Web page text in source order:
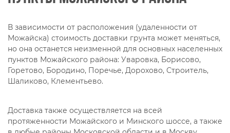
В зависимости от расположения (удаленности от
Можайска) стоимость доставки грунта может меняться,
но она останется неизменной для основных населенных
пунктов Можайского района: Уваровка, Борисово,
Горетово, Бородино, Поречье, Дорохово, Строитель,
Шаликово, Клементьево.
Доставка также осуществляется на всей
протяженности Можайского и Минского шоссе, а также